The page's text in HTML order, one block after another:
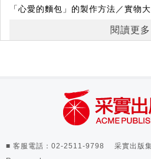
集結多位人氣日本手作達人聯手打
看著孩子喜歡的角色在自己手中漸漸
更能獲得滿滿的成就感和幸福感。
增添親子親密互動，把麵包小偷帶
「心愛的麵包」的製作方法／實物
玉米麵包／披薩／卡士達麵包／甜
可頌麵包／臘腸麵包／烏龜麵包
猴子麵包／熊貓麵包／兔子麵包
無尾熊麵包／白熊麵包／小老鼠麵包
土司／葡萄乾麵包／托盤、夾子／
閱讀更多
■ 客服電話：02-2511-9798 采實出版